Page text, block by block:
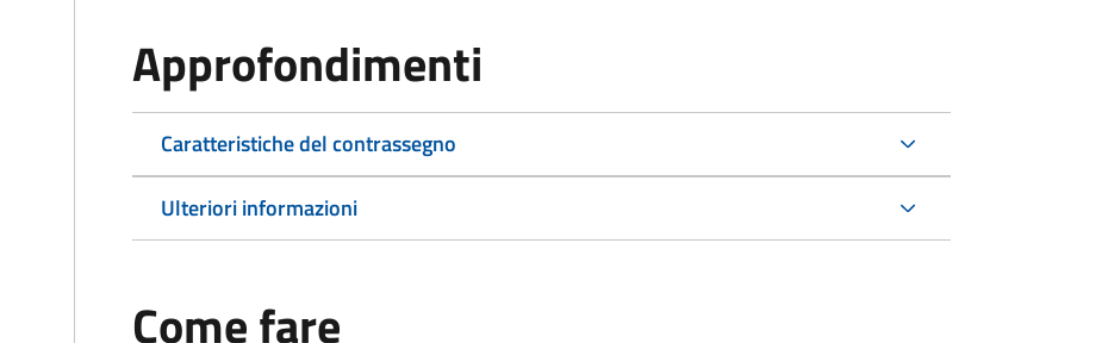
Approfondimenti
Caratteristiche del contrassegno
Ulteriori informazioni
Come fare